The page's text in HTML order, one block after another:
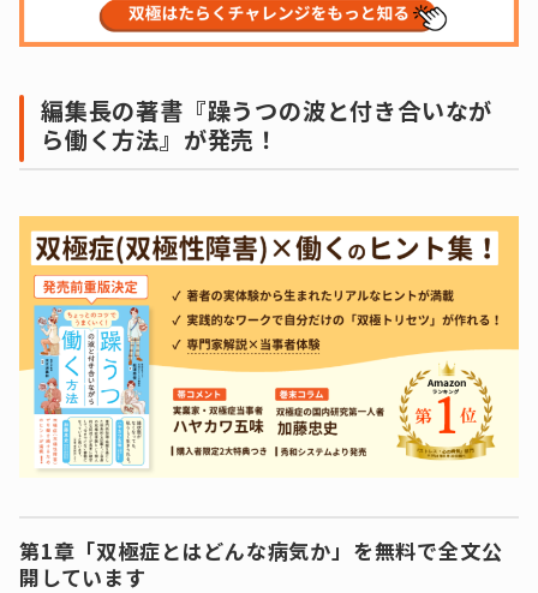
編集長の著書『躁うつの波と付き合いなが
ら働く方法』が発売！
第1章「双極症とはどんな病気か」を無料で全文公
開しています